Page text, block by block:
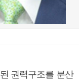
권력구조를 분산